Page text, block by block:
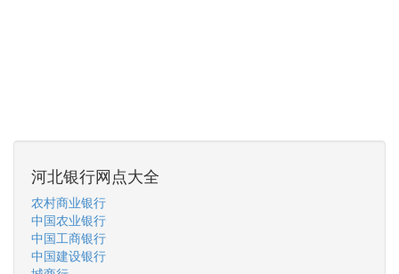
河北银行网点大全
农村商业银行
中国农业银行
中国工商银行
中国建设银行